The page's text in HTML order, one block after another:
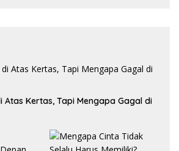
Atas Kertas, Tapi Mengapa Gagal di